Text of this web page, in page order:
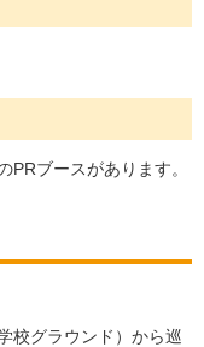
ブースがあります。
校グラウンド）から巡